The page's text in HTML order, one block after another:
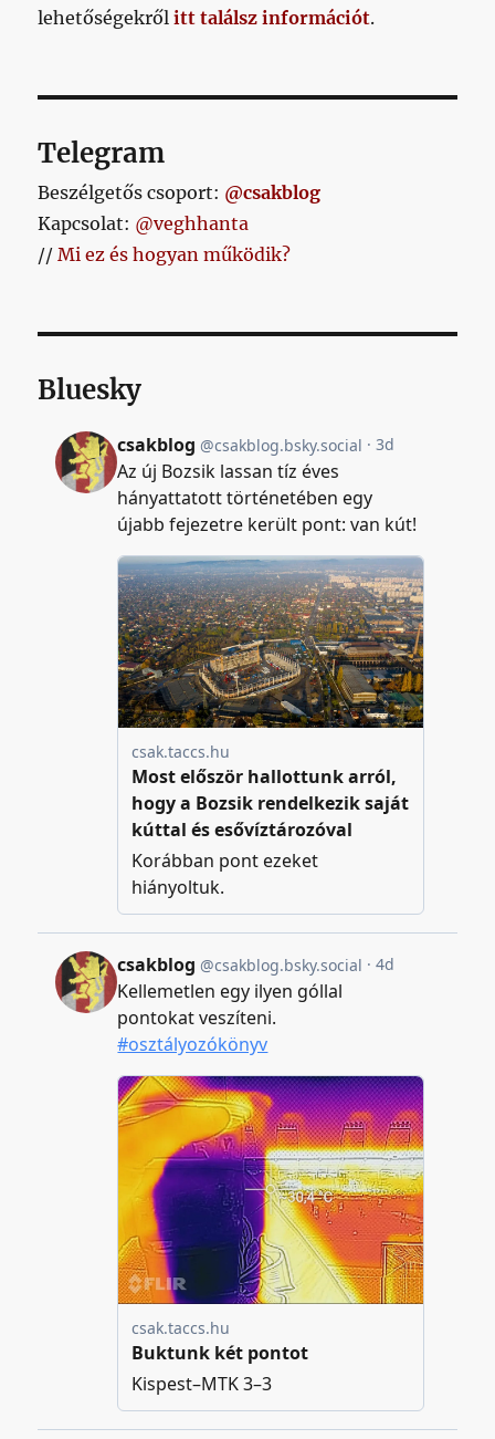
lehetőségekrőlitt találsz információt.
Telegram
Beszélgetős csoport: @csakblog
Kapcsolat: @veghhanta
//Mi ez és hogyan működik?
Bluesky